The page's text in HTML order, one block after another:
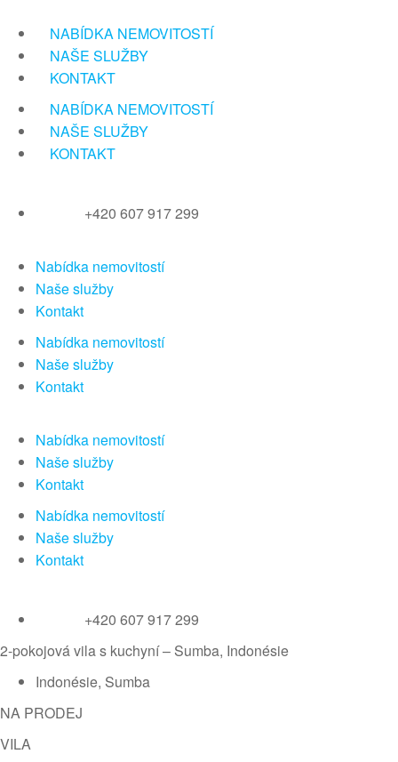
obsah
NABÍDKA NEMOVITOSTÍ
NAŠE SLUŽBY
KONTAKT
NABÍDKA NEMOVITOSTÍ
NAŠE SLUŽBY
KONTAKT
+420 607 917 299
Nabídka nemovitostí
Naše služby
Kontakt
Nabídka nemovitostí
Naše služby
Kontakt
Nabídka nemovitostí
Naše služby
Kontakt
Nabídka nemovitostí
Naše služby
Kontakt
+420 607 917 299
2-pokojová vila s kuchyní – Sumba, Indonésie
Indonésie, Sumba
NA PRODEJ
VILA